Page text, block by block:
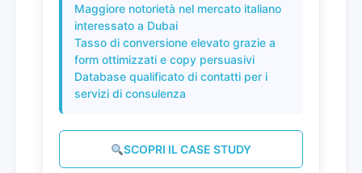
Maggiore notorietà nel mercato italiano
interessato a Dubai
Tasso di conversione elevato grazie a
form ottimizzati e copy persuasivi
Database qualificato di contatti per i
servizi di consulenza
SCOPRI IL CASE STUDY